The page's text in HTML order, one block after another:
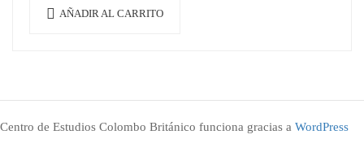
AÑADIR AL CARRITO
Centro de Estudios Colombo Británico funciona gracias a WordPress